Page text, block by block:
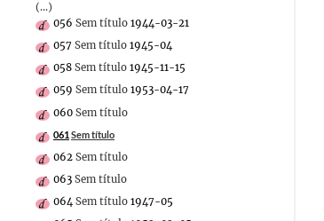
(...)
056 Sem título 1944-03-21
057 Sem título 1945-04
058 Sem título 1945-11-15
059 Sem título 1953-04-17
060 Sem título
061 Sem título
062 Sem título
063 Sem título
064 Sem título 1947-05